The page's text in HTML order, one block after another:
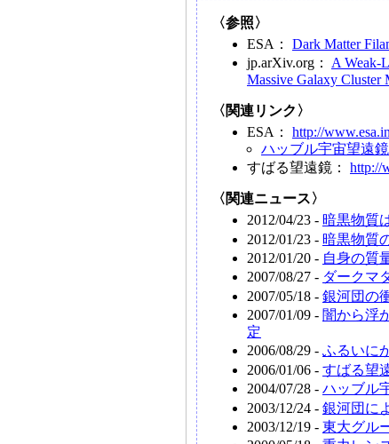
〈参照〉
ESA： Dark Matter
jp.arXiv.org： A Weak-
Massive Galaxy Cluster
〈関連リンク〉
ESA： http://
ハッブル宇宙望遠鏡
すばる望遠鏡： http://
〈関連ニュース〉
2012/04/23 - 暗黒物質
2012/01/23 - 暗黒物質
2012/01/20 - 自身の質
2007/08/27 - ダークマ
2007/05/18 - 銀河団の
2007/01/09 - 闇から浮
定
2006/08/29 - ふるいに
2006/01/06 - すばる望
2004/07/28 - ハッブル
2003/12/24 - 銀河団に
2003/12/19 - 東大グル